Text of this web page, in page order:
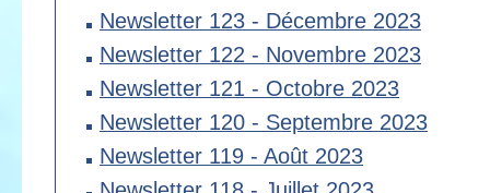
Newsletter 123 - Décembre 2023
Newsletter 122 - Novembre 2023
Newsletter 121 - Octobre 2023
Newsletter 120 - Septembre 2023
Newsletter 119 - Août 2023